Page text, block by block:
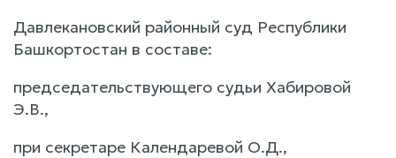
Давлекановский районный суд Республики
Башкортостан в составе:
председательствующего судьи Хабировой
Э.В.,
при секретаре Календаревой О.Д.,